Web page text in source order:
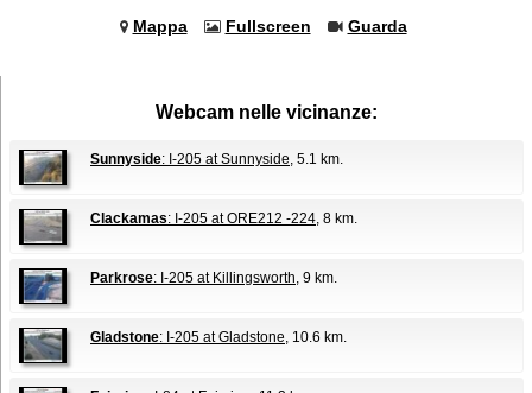
Mappa Fullscreen Guarda
Webcam nelle vicinanze:
Sunnyside: I-205 at Sunnyside, 5.1 km.
Clackamas: I-205 at ORE212 -224, 8 km.
Parkrose: I-205 at Killingsworth, 9 km.
Gladstone: I-205 at Gladstone, 10.6 km.